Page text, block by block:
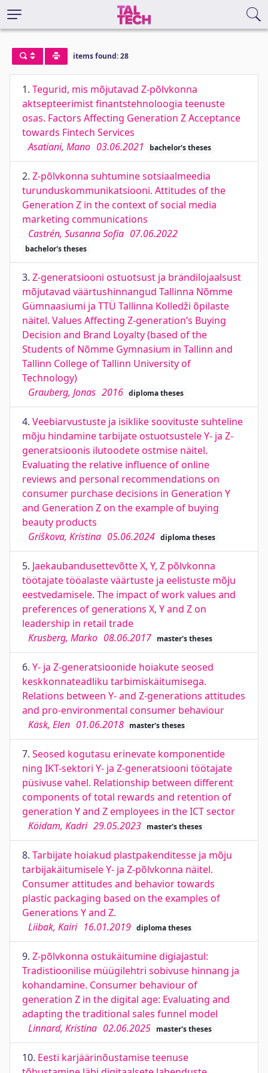
items found: 28
1. Tegurid, mis mõjutavad Z-põlvkonna
aktsepteerimist finantstehnoloogia teenuste
osas. Factors Affecting Generation Z Acceptance
towards Fintech Services
Asatiani, Mano 03.06.2021 bachelor's theses
2. Z-põlvkonna suhtumine sotsiaalmeedia
turunduskommunikatsiooni. Attitudes of the
Generation Z in the context of social media
marketing communications
Castrén, Susanna Sofia 07.06.2022
bachelor's theses
3. Z-generatsiooni ostuotsust ja brändilojaalsust
mõjutavad väärtushinnangud Tallinna Nõmme
Gümnaasiumi ja TTÜ Tallinna Kolledži õpilaste
näitel. Values Affecting Z-generation’s Buying
Decision and Brand Loyalty (based of the
Students of Nõmme Gymnasium in Tallinn and
Tallinn College of Tallinn University of
Technology)
Grauberg, Jonas 2016 diploma theses
4. Veebiarvustuste ja isiklike soovituste suhteline
mõju hindamine tarbijate ostuotsustele Y- ja Z-
generatsioonis ilutoodete ostmise näitel.
Evaluating the relative influence of online
reviews and personal recommendations on
consumer purchase decisions in Generation Y
and Generation Z on the example of buying
beauty products
Griškova, Kristina 05.06.2024 diploma theses
5. Jaekaubandusettevõtte X, Y, Z põlvkonna
töötajate tööalaste väärtuste ja eelistuste mõju
eestvedamisele. The impact of work values and
preferences of generations X, Y and Z on
leadership in retail trade
Krusberg, Marko 08.06.2017 master's theses
6. Y- ja Z-generatsioonide hoiakute seosed
keskkonnateadliku tarbimiskäitumisega.
Relations between Y- and Z-generations attitudes
and pro-environmental consumer behaviour
Käsk, Elen 01.06.2018 master's theses
7. Seosed kogutasu erinevate komponentide
ning IKT-sektori Y- ja Z-generatsiooni töötajate
püsivuse vahel. Relationship between different
components of total rewards and retention of
generation Y and Z employees in the ICT sector
Köidam, Kadri 29.05.2023 master's theses
8. Tarbijate hoiakud plastpakenditesse ja mõju
tarbijakäitumisele Y- ja Z-põlvkonna näitel.
Consumer attitudes and behavior towards
plastic packaging based on the examples of
Generations Y and Z.
Liibak, Kairi 16.01.2019 diploma theses
9. Z-põlvkonna ostukäitumine digiajastul:
Tradistioonilise müügilehtri sobivuse hinnang ja
kohandamine. Consumer behaviour of
generation Z in the digital age: Evaluating and
adapting the traditional sales funnel model
Linnard, Kristina 02.06.2025 master's theses
10. Eesti karjäärinõustamise teenuse